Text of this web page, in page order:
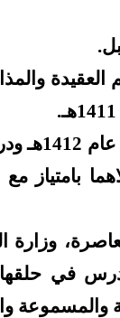
حاصل على الدبلوم
والدكتورة عام 1424هـ،
وزارة
في
والمسموعة